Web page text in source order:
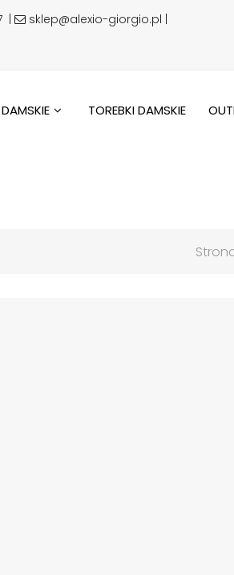
sklep@alexio-giorgio.pl |
TOREBKI DAMSKIE